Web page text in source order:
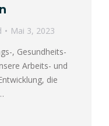
Mai 3, 2023
, Gesundheits-
Arbeits- und
die